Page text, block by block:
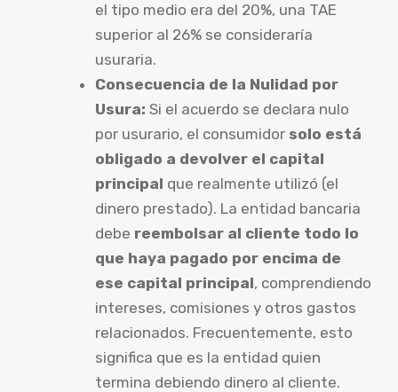
el tipo medio era del 20%, una TAE
superior al 26% se consideraría
usuraria.
Consecuencia de la Nulidad por
Usura: Si el acuerdo se declara nulo
por usurario, el consumidor solo está
obligado a devolver el capital
principal que realmente utilizó (el
dinero prestado). La entidad bancaria
debe reembolsar al cliente todo lo
que haya pagado por encima de
ese capital principal, comprendiendo
intereses, comisiones y otros gastos
relacionados. Frecuentemente, esto
significa que es la entidad quien
termina debiendo dinero al cliente.